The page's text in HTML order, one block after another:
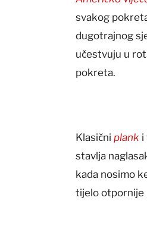
svakog
dugotrajnog
učestvuju u
pokreta.
Klasičniplank i
stavlja
kada nosimo
tijelo otpornije